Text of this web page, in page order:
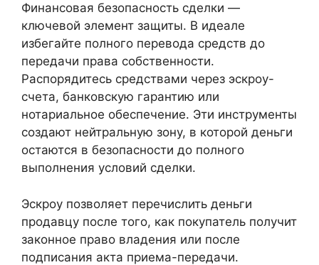
Финансовая безопасность сделки —
ключевой элемент защиты. В идеале
избегайте полного перевода средств до
передачи права собственности.
Распорядитесь средствами через эскроу-
счета, банковскую гарантию или
нотариальное обеспечение. Эти инструменты
создают нейтральную зону, в которой деньги
остаются в безопасности до полного
выполнения условий сделки.
Эскроу позволяет перечислить деньги
продавцу после того, как покупатель получит
законное право владения или после
подписания акта приема-передачи.